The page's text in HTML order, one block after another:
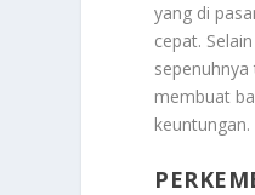
yang di
cepat.
membuat